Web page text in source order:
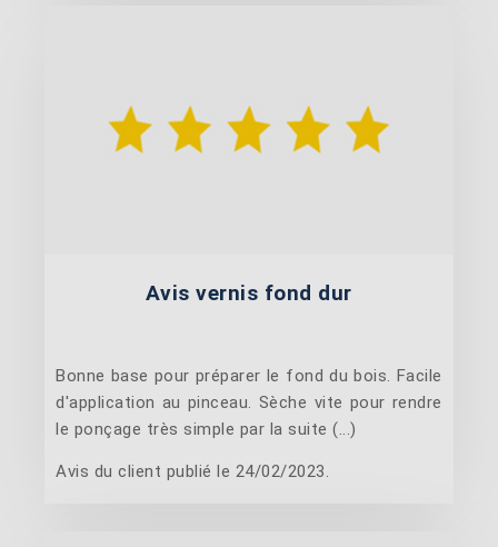
Avis vernis fond dur
Bonne base pour préparer le fond du bois. Facile
d'application au pinceau. Sèche vite pour rendre
le ponçage très simple par la suite (...)
Avis du client publié le 24/02/2023.